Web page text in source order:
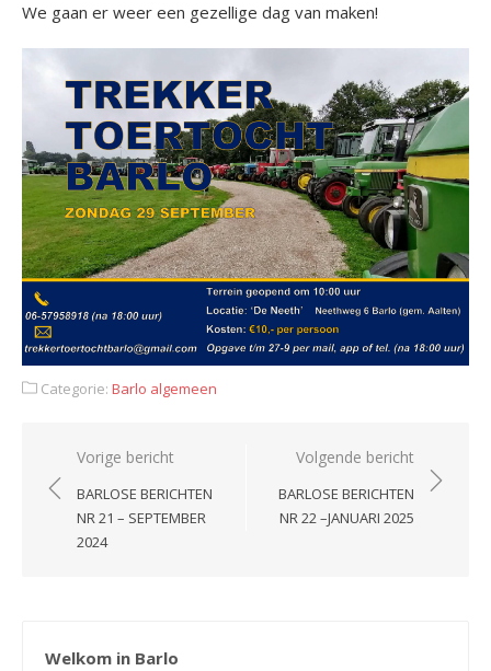
We gaan er weer een gezellige dag van maken!
Categorie: Barlo algemeen
Bericht
navigatie
Vorige bericht
BARLOSE BERICHTEN
NR 21 – SEPTEMBER
2024
Volgende bericht
BARLOSE BERICHTEN
NR 22 –JANUARI 2025
Welkom in Barlo